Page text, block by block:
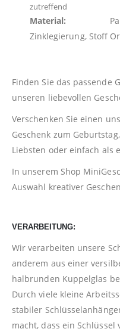
zutreffend
Material: Papier,
Zinklegierung, Stoff
Finden Sie das passende
unseren liebevollen
Verschenken Sie einen
Geschenk zum
Liebsten oder einfach als
In unserem Shop
Auswahl kreativer
VERARBEITUNG:
Wir verarbeiten unsere
anderem aus einer
halbrunden Kuppelglas
Durch viele kleine
stabiler
macht, dass ein Schlüssel